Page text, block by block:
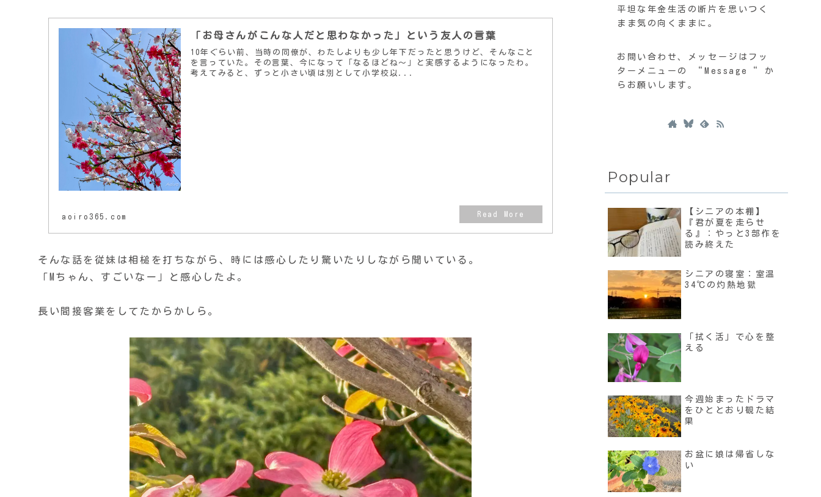
「お母さんがこんな人だと思わなかった」という友人の言葉
10年ぐらい前、当時の同僚が、わたしよりも少し年下だったと思うけど、そんなこと
を言っていた。その言葉、今になって「なるほどね〜」と実感するようになったわ。
考えてみると、ずっと小さい頃は別として小学校以...
aoiro365.com
そんな話を従妹は相槌を打ちながら、時には感心したり驚いたりしながら聞いている。
「Mちゃん、すごいなー」と感心したよ。
長い間接客業をしてたからかしら。
平坦な年金生活の断片を思いつく
まま気の向くままに。
お問い合わせ、メッセージはフッ
ターメニューの “Message“ か
らお願いします。
Popular
【シニアの本棚】
『君が夏を走らせ
る』：やっと3部作を
読み終えた
シニアの寝室：室温
34℃の灼熱地獄
「拭く活」で心を整
える
今週始まったドラマ
をひととおり観た結
果
お盆に娘は帰省しな
い